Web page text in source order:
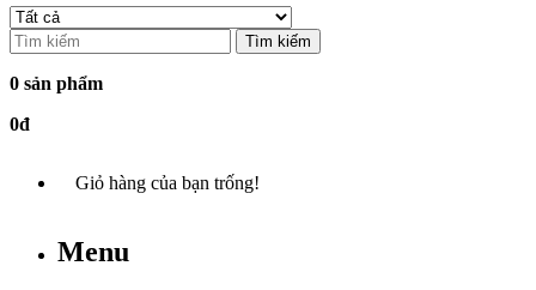
Tìm kiếm
0 sản phẩm
0đ
Giỏ hàng của bạn trống!
Menu